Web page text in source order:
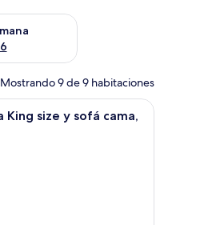
para el próximo fin de semana ago
Mostrando 9 de 9 habitaciones
piscina y edificios.
Habitación de hotel con una cama grande,
King size y sofá cama,